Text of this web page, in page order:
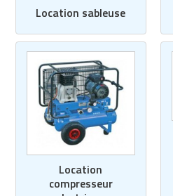
Location sableuse
Location
compresseur